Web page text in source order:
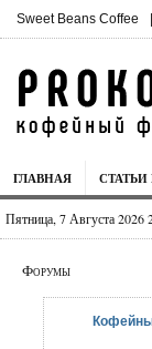
Sweet Beans Coffee |
ГЛАВНАЯ
Пятница, 7 Августа 2026
Форумы